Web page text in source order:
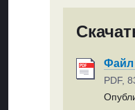
Файл
PDF,